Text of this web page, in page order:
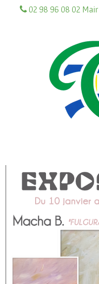
02 98 96 08 02